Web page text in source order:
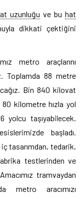
uzunluğu ve buhat
dikkati çektiğini
metro araçlarını
Toplamda 88 metre
Bin 840 kilovat
kilometre hızla yol
taşıyabilecek.
başladı.
tasarımdan, tedarik,
testlerinden ve
tramvaydan
metro aracımızı